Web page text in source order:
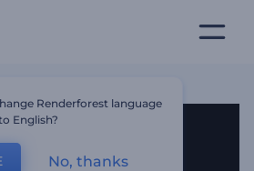
Renderforest language
English?
No, thanks